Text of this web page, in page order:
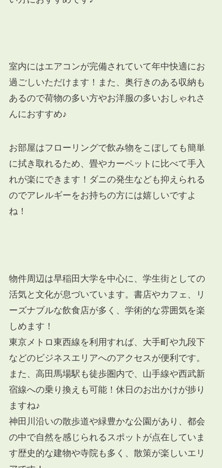
室内にはエアコンが完備されていて年中快適にお
過ごしいただけます！また、奥行きのある収納も
あるので荷物の多い方やお洋服の多いおしゃれさ
んにおすすめ♪
お部屋はフローリングで飲み物をこぼしても簡単
に拭き取れるため、畳やカーペットに比べて手入
れが楽にできます！ダニの発生なども抑えられる
のでアレルギーをお持ちの方には嬉しいですよ
ね！
物件周辺は早稲田大学を中心に、学生街としての
活気と文化が息づいています。書店やカフェ、リ
ーズナブルな飲食店が多く、学術的な雰囲気を楽
しめます！
東京メトロ東西線を利用すれば、大手町や九段下
などのビジネスエリアへのアクセスが便利です。
また、高田馬場駅も徒歩圏内で、山手線や西武新
宿線への乗り換えも可能！休日のお出かけが捗り
ますね♪
神田川沿いの散歩道や緑豊かな公園があり、都会
の中で自然を感じられるスポットが点在していま
す歴史的な建物や寺院も多く、散策が楽しいエリ